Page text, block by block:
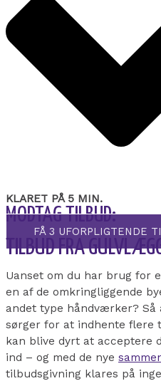
KLARET PÅ 5 MIN.
MODTAG TILBUD:
FÅ 3 UFORPLIGTENDE
TILBUD FRA
Uanset om du har brug for
en af de omkringliggende
andet type håndværker?
sørger for at indhente flere
kan blive dyrt at acceptere
ind – og med de nye
tilbudsgivning klares på